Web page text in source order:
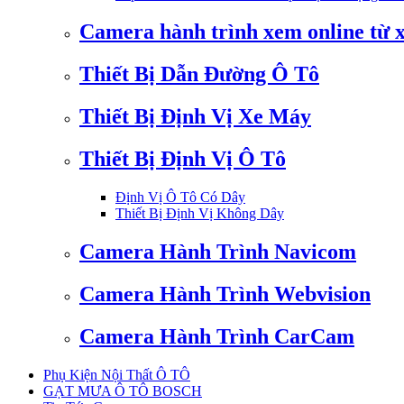
Camera hành trình xem online từ
Thiết Bị Dẫn Đường Ô Tô
Thiết Bị Định Vị Xe Máy
Thiết Bị Định Vị Ô Tô
Định Vị Ô Tô Có Dây
Thiết Bị Định Vị Không Dây
Camera Hành Trình Navicom
Camera Hành Trình Webvision
Camera Hành Trình CarCam
Phụ Kiện Nội Thất Ô TÔ
GẠT MƯA Ô TÔ BOSCH